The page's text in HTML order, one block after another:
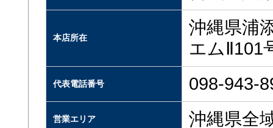
本店所在
沖縄県浦
エムⅡ101
代表電話番号 098-943-
営業エリア 沖縄県全